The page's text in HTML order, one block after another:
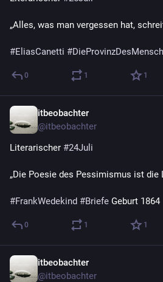
„Alles, was man vergessen hat,
#EliasCanetti #
0 1 1
itbeobachter
@itbeobachter
Literarischer #24Juli
„Die Poesie des Pessimismus ist die
#FrankWedekind #Briefe Geburt 1864
0 1 1
itbeobachter
@itbeobachter